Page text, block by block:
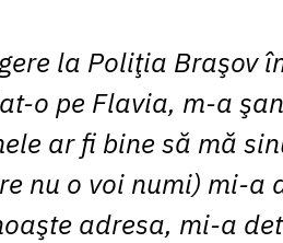
la Poliţia Braşov
o pe Flavia, m-a
ar fi bine să mă
nu o voi numi) mi-a
adresa, mi-a